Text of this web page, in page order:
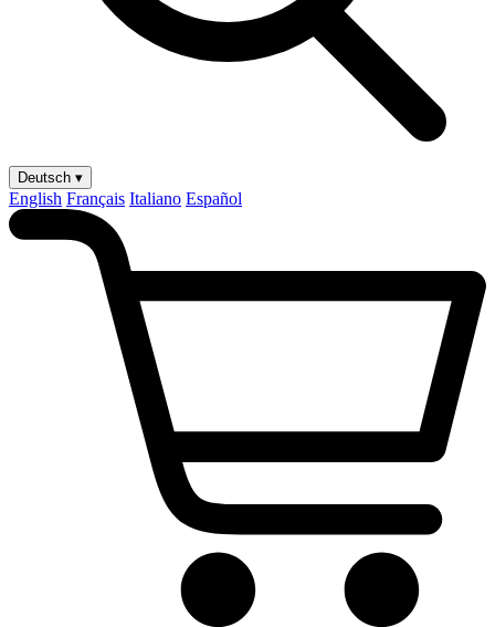
Deutsch ▾
English Français Italiano Español